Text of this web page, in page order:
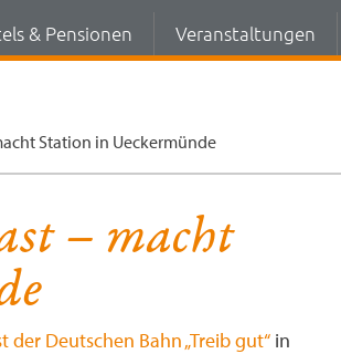
& Pensionen Veranstaltungen
Station in Ueckermünde
– macht
der Deutschen Bahn „Treib gut“ in